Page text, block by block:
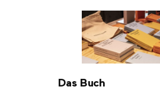
Das Buch